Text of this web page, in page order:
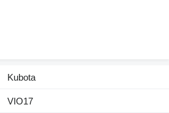
Kubota
VIO17